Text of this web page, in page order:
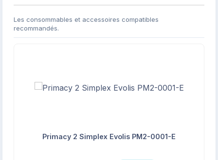
Les consommables et accessoires compatibles
recommandés.
Primacy 2 Simplex Evolis PM2-0001-E